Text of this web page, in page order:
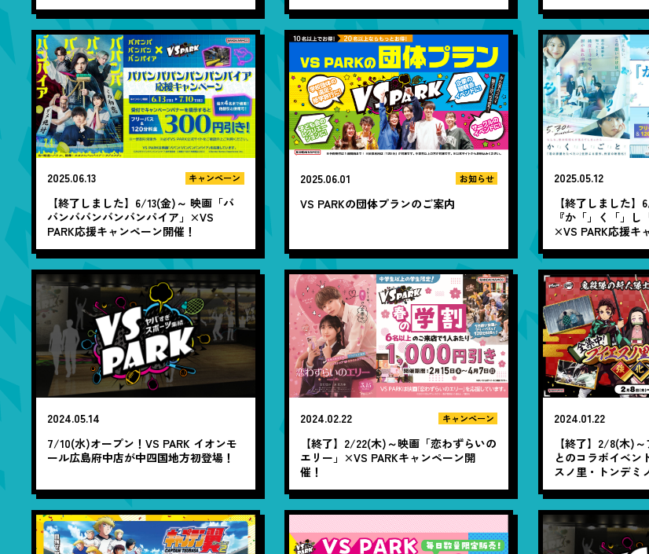
2025.06.13 キャンペーン
【終了しました】6/13(金)～ 映画「バ
バンババンバンバンパイア」×VS
PARK応援キャンペーン開催！
2025.06.01 お知らせ
VS PARKの団体プランのご案内
2025.05.12
【終了しました
『か「」く「」し
×VS PARK応援キ
2024.05.14
7/10(水)オープン！VS PARK イオンモ
ール広島府中店が中四国地方初登場！
2024.02.22 キャンペーン
【終了】2/22(木)～映画「恋わずらいの
エリー」×VS PARKキャンペーン開
催！
2024.01.22
【終了】2/8(木)～
とのコラボイベン
スノ里・トンデミ
催！